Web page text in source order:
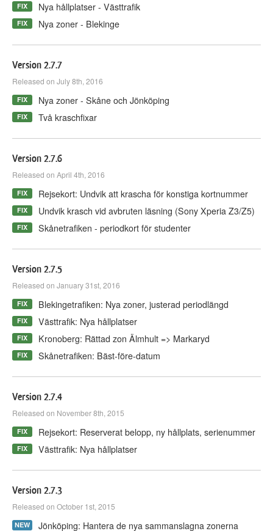
FIX Nya hållplatser - Västtrafik
FIX Nya zoner - Blekinge
Version 2.7.7
Released on July 8th, 2016
FIX Nya zoner - Skåne och Jönköping
FIX Två kraschfixar
Version 2.7.6
Released on April 4th, 2016
FIX Rejsekort: Undvik att krascha för konstiga kortnummer
FIX Undvik krasch vid avbruten läsning (Sony Xperia Z3/Z5)
FIX Skånetrafiken - periodkort för studenter
Version 2.7.5
Released on January 31st, 2016
FIX Blekingetrafiken: Nya zoner, justerad periodlängd
FIX Västtrafik: Nya hållplatser
FIX Kronoberg: Rättad zon Älmhult => Markaryd
FIX Skånetrafiken: Bäst-före-datum
Version 2.7.4
Released on November 8th, 2015
FIX Rejsekort: Reserverat belopp, ny hållplats, serienummer
FIX Västtrafik: Nya hållplatser
Version 2.7.3
Released on October 1st, 2015
NEW Jönköping: Hantera de nya sammanslagna zonerna